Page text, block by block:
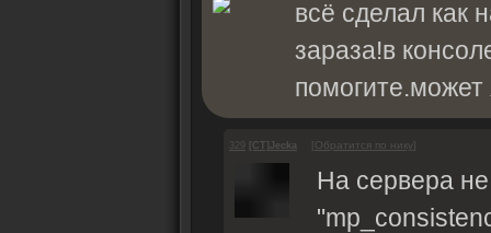
всё сделал как
зараза!в
помогите.может
329 [CT]Jecka [Обратится по нику]
На сервера